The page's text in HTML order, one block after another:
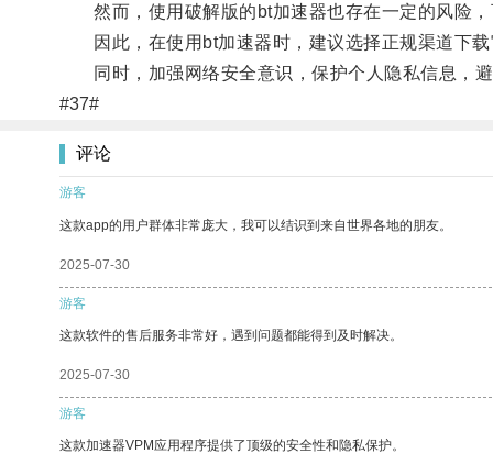
然而，使用破解版的bt加速器也存在一定的风险，
因此，在使用bt加速器时，建议选择正规渠道下载
同时，加强网络安全意识，保护个人隐私信息，避
#37#
评论
游客
这款app的用户群体非常庞大，我可以结识到来自世界各地的朋友。
2025-07-30
游客
这款软件的售后服务非常好，遇到问题都能得到及时解决。
2025-07-30
游客
这款加速器VPM应用程序提供了顶级的安全性和隐私保护。